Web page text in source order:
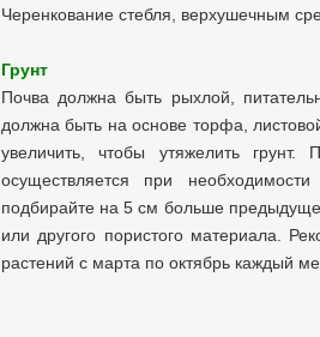
Черенкование стебля, верхушечным
Грунт
Почва должна быть рыхлой,
должна быть на основе торфа,
увеличить, чтобы утяжелить
осуществляется при
подбирайте на 5 см больше
или другого пористого материала.
растений с марта по октябрь каждый